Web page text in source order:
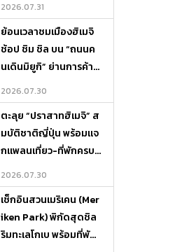
รบจบในที่เดียว
2026.07.31
ย้อนเวลาชมเมืองฮิเมจิ
ช้อป ชิม ชิล บน “ถนนค
นเดินมิยูกิ” ย่านการค้าสุ
2026.07.30
ตะลุย “ปราสาทฮิเมจิ” ส
มบัติชาติญี่ปุ่น พร้อมแจ
กแพลนเที่ยว-ที่พักครบจ
2026.07.30
เช็กอินสวนเมริเคน (Mer
iken Park) พิกัดสุดชิล
ริมทะเลโกเบ พร้อมที่พัก